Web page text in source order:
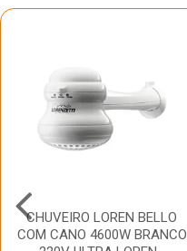
CHUVEIRO LOREN BELLO
COM CANO 4600W BRANCO